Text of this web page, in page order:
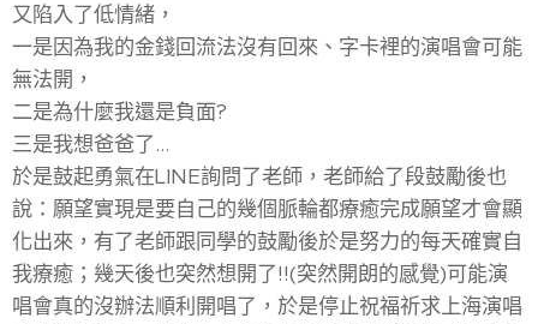
又陷入了低情緒，
一是因為我的金錢回流法沒有回來、字卡裡的演唱會可能
無法開，
二是為什麼我還是負面?
三是我想爸爸了...
於是鼓起勇氣在LINE詢問了老師，老師給了段鼓勵後也
說：願望實現是要自己的幾個脈輪都療癒完成願望才會顯
化出來，有了老師跟同學的鼓勵後於是努力的每天確實自
我療癒；幾天後也突然想開了!!(突然開朗的感覺)可能演
唱會真的沒辦法順利開唱了，於是停止祝福祈求上海演唱